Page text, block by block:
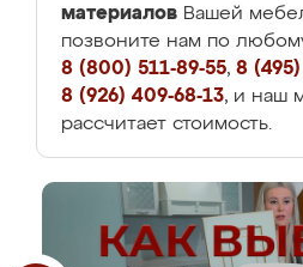
материалов Вашей
позвоните нам по
8 (800) 511-89-55, 8
8 (926) 409-68-13, и наш
рассчитает стоимость.